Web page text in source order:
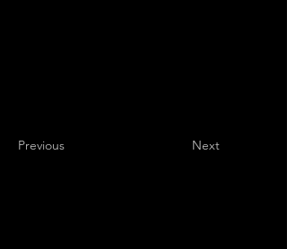
Previous Next